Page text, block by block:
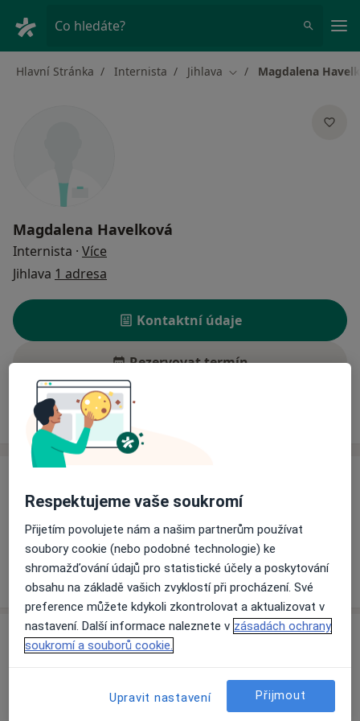
Co hledáte?
Hlavní Stránka Internista Jihlava Změna města
Magdalena
Magdalena Havelková
Internista · Více
Jihlava 1 adresa
Kontaktní údaje
Rezervovat termín
Ceník
Informace o službách a cenách nejsou k dispozici
Tento specialista ještě nepřidával žádné informace o
svých službách.
Adresa
Respektujeme vaše soukromí
Přijetím povolujete nám a našim partnerům používat
soubory cookie (nebo podobné technologie) ke
shromažďování údajů pro statistické účely a poskytování
obsahu na základě vašich zvyklostí při procházení. Své
preference můžete kdykoli zkontrolovat a aktualizovat v
nastavení. Další informace naleznete v zásadách ochrany
soukromí a souborů cookie.
Upravit nastavení Přijmout